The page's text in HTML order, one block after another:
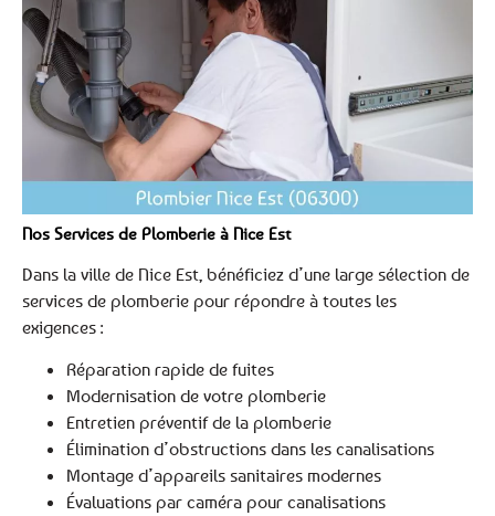
Nos Services de Plomberie à Nice Est
Dans la ville de Nice Est, bénéficiez d’une large sélection de
services de plomberie pour répondre à toutes les
exigences :
Réparation rapide de fuites
Modernisation de votre plomberie
Entretien préventif de la plomberie
Élimination d’obstructions dans les canalisations
Montage d’appareils sanitaires modernes
Évaluations par caméra pour canalisations